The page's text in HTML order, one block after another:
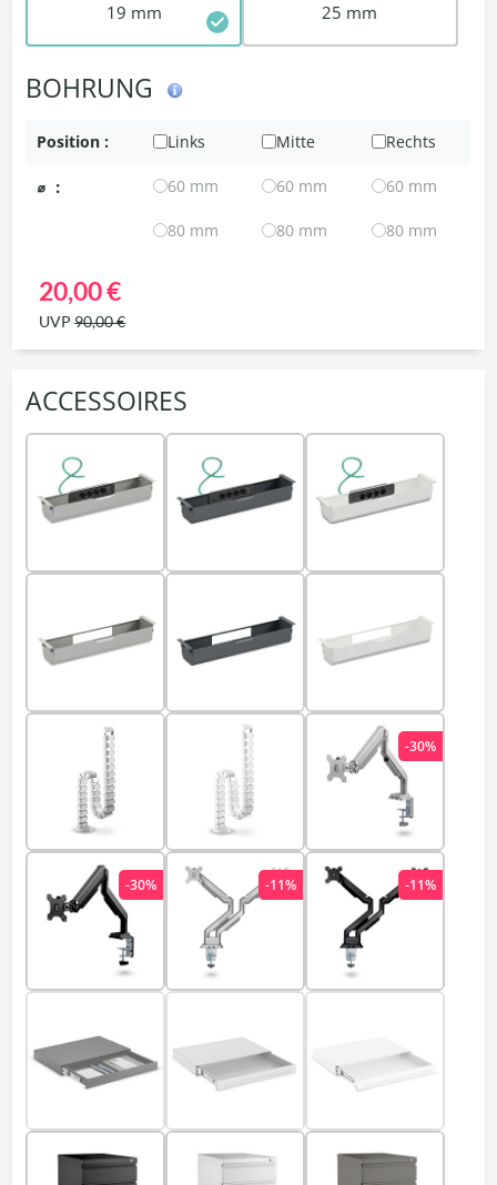
19 mm 25 mm
BOHRUNG
Position : Links Mitte Rechts
⌀ : 60 mm 60 mm 60 mm
80 mm 80 mm 80 mm
20,00 €
UVP90,00 €
ACCESSOIRES
-30%
-30% -11% -11%